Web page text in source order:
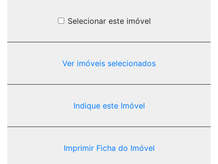
Selecionar este imóvel
Ver imóveis selecionados
Indique este Imóvel
Imprimir Ficha do Imóvel